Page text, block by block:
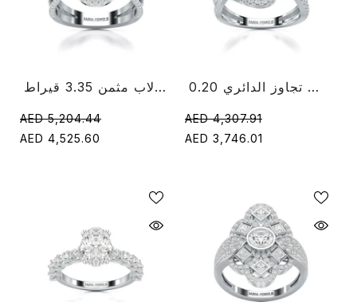
خاتم ألماس هالو لاب مثمن 3.35 قيراط
AED 5,204.44
AED 4,525.60
0.20 قيراط دائري قطع الماس تجاوز الدائري
AED 4,307.91
AED 3,746.01